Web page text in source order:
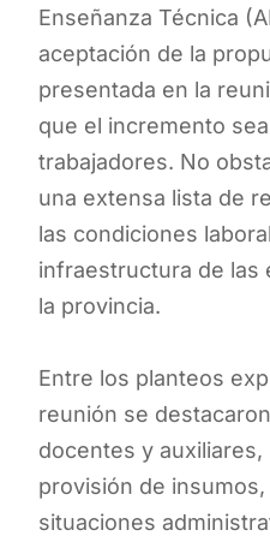
Enseñanza Técnica
aceptación de la
presentada en la
que el incremento
trabajadores. No
una extensa lista de
las condiciones
infraestructura de las
la provincia.
Entre los planteos
reunión se
docentes y auxiliares,
provisión de
situaciones